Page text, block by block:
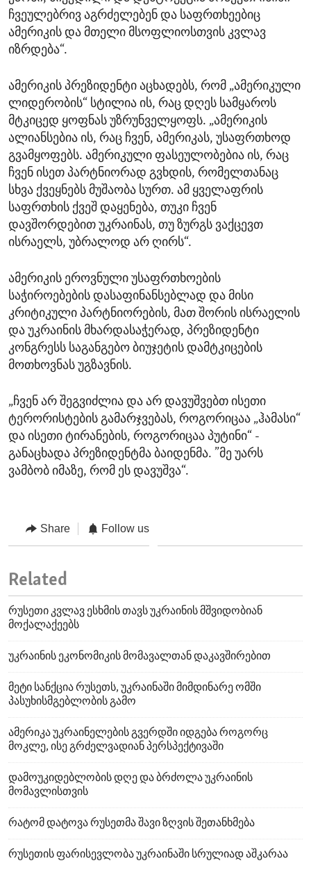
ჩვეულებრივ აგრძელებენ და საფრთხეებიც
ამერიკის და მთელი მსოფლიოსთვის კვლავ
იზრდება“.
ამერიკის პრეზიდენტი აცხადებს, რომ „ამერიკული
ლიდერობის“ სტილია ის, რაც დღეს სამყაროს
მტკიცედ ყოფნას უზრუნველყოფს. „ამერიკის
ალიანსებია ის, რაც ჩვენ, ამერიკას, უსაფრთხოდ
გვამყოფებს. ამერიკული ფასეულობებია ის, რაც
ჩვენ ისეთ პარტნიორად გვხდის, რომელთანაც
სხვა ქვეყნებს მუშაობა სურთ. ამ ყველაფრის
საფრთხის ქვეშ დაყენება, თუკი ჩვენ
დავშორდებით უკრაინას, თუ ზურგს ვაქცევთ
ისრაელს, უბრალოდ არ ღირს“.
ამერიკის ეროვნული უსაფრთხოების
საჭიროებების დასაფინანსებლად და მისი
კრიტიკული პარტნიორების, მათ შორის ისრაელის
და უკრაინის მხარდასაჭერად, პრეზიდენტი
კონგრესს საგანგებო ბიუჯეტის დამტკიცების
მოთხოვნას უგზავნის.
„ჩვენ არ შეგვიძლია და არ დავუშვებთ ისეთი
ტერორისტების გამარჯვებას, როგორიცაა „ჰამასი“
და ისეთი ტირანების, როგორიცაა პუტინი“ -
განაცხადა პრეზიდენტმა ბაიდენმა. ”მე უარს
ვამბობ იმაზე, რომ ეს დავუშვა“.
Share Follow us
Related
რუსეთი კვლავ ესხმის თავს უკრაინის მშვიდობიან
მოქალაქეებს
უკრაინის ეკონომიკის მომავალთან დაკავშირებით
მეტი სანქცია რუსეთს, უკრაინაში მიმდინარე ომში
პასუხისმგებლობის გამო
ამერიკა უკრაინელების გვერდში იდგება როგორც
მოკლე, ისე გრძელვადიან პერსპექტივაში
დამოუკიდებლობის დღე და ბრძოლა უკრაინის
მომავლისთვის
რატომ დატოვა რუსეთმა შავი ზღვის შეთანხმება
რუსეთის ფარისევლობა უკრაინაში სრულიად აშკარაა